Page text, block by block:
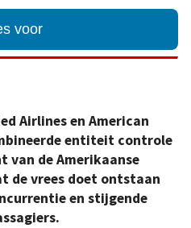
voor
Airlines en American
entiteit controle
van de Amerikaanse
vrees doet ontstaan
en stijgende